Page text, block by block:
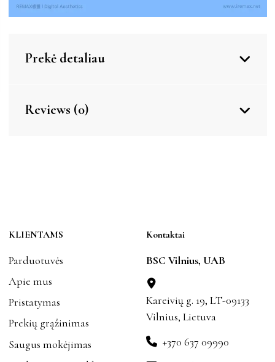
Prekė detaliau
Reviews (0)
KLIENTAMS
Parduotuvės
Apie mus
Pristatymas
Prekių grąžinimas
Saugus mokėjimas
Kontaktai
BSC Vilnius, UAB
Kareivių g. 19, LT-09133
Vilnius, Lietuva
+370 637 09990